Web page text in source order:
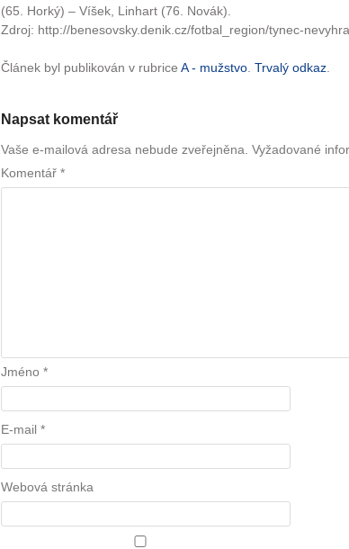
(65. Horký) – Víšek, Linhart (76. Novák).
Zdroj: http://benesovsky.denik.cz/fotbal_region/tynec-
Článek byl publikován v rubrice A - mužstvo Trvalý odkaz
Napsat komentář
Vaše e-mailová adresa nebude zveřejněna. Vyžadované
Komentář *
Jméno *
E-mail *
Webová stránka